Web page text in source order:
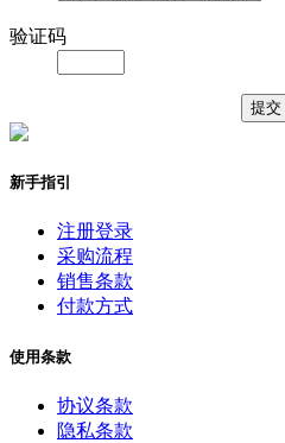
验证码
新手指引
注册登录
采购流程
销售条款
付款方式
使用条款
协议条款
隐私条款